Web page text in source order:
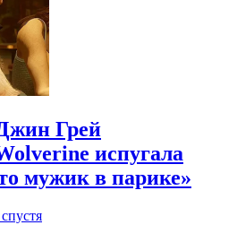
Грей
испугала
мужик в парике»